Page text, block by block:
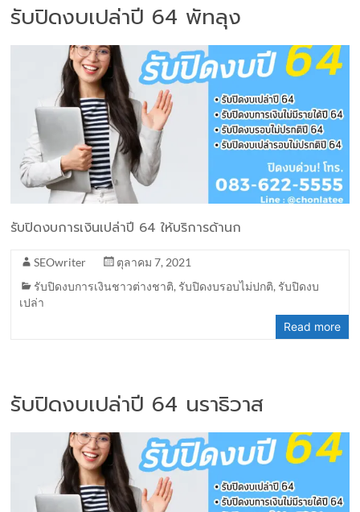
รับปิดงบเปล่าปี 64 พัทลุง
รับปิดงบการเงินเปล่าปี 64 ให้บริการด้านก
SEOwriter
ตุลาคม 7, 2021
รับปิดงบการเงินชาวต่างชาติ, รับปิดงบรอบไม่ปกติ, รับปิดงบ
เปล่า
Read more
รับปิดงบเปล่าปี 64 นราธิวาส